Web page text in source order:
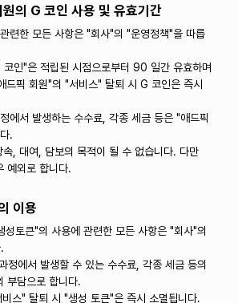
의 G 코인 사용 및 유효기간
련한 모든 사항은 "회사"의 "운영정책"을 따릅
인"은 적립된 시점으로부터 90 일간 유효하며
드픽 회원"의 "서비스" 탈퇴 시 G 코인은 즉시
에서 발생하는 수수료, 각종 세금 등은 "애드픽
.
, 대여, 담보의 목적이 될 수 없습니다. 다만
예외로 합니다.
이용
토큰"의 사용에 관련한 모든 사항은 "회사"의
에서 발생할 수 있는 수수료, 각종 세금 등의
부담으로 합니다.
스" 탈퇴 시 "생성 토큰"은 즉시 소멸됩니다.